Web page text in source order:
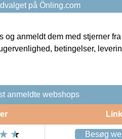
på Önling.com
anmeldt dem med stjerner
betingelser,
anmeldte webshops
Link
Besøg